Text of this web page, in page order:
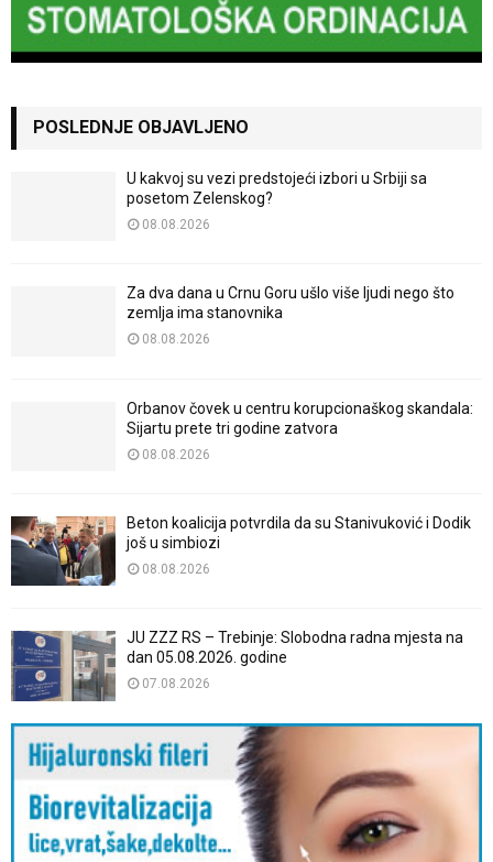
POSLEDNJE OBJAVLJENO
U kakvoj su vezi predstojeći izbori u Srbiji sa
posetom Zelenskog?
08.08.2026
Za dva dana u Crnu Goru ušlo više ljudi nego što
zemlja ima stanovnika
08.08.2026
Orbanov čovek u centru korupcionaškog skandala:
Sijartu prete tri godine zatvora
08.08.2026
Beton koalicija potvrdila da su Stanivuković i Dodik
još u simbiozi
08.08.2026
JU ZZZ RS – Trebinje: Slobodna radna mjesta na
dan 05.08.2026. godine
07.08.2026